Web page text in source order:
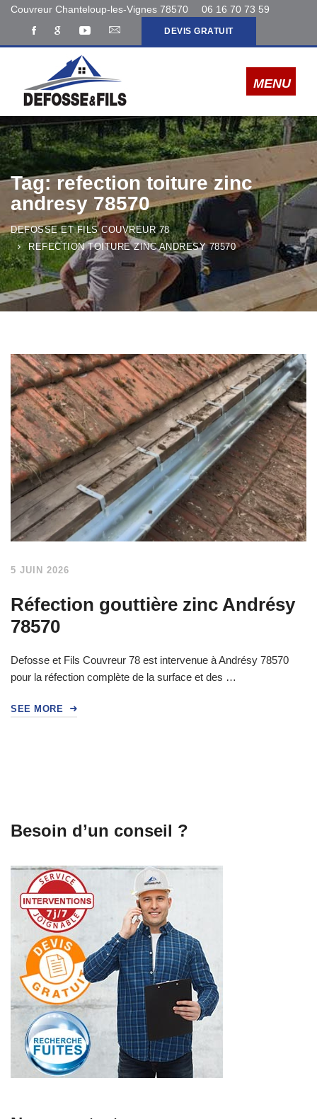
Couvreur Chanteloup-les-Vignes 78570 06 16 70 73 59
DEVIS GRATUIT
Tag: refection toiture zinc
andresy 78570
DEFOSSE ET FILS COUVREUR 78
REFECTION TOITURE ZINC ANDRESY 78570
5 JUIN 2026
Réfection gouttière zinc Andrésy
78570
Defosse et Fils Couvreur 78 est intervenue à Andrésy 78570
pour la réfection complète de la surface et des …
SEE MORE
Besoin d’un conseil ?